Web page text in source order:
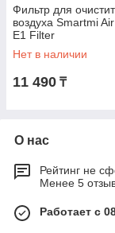
Фильтр для
воздуха Smartmi
E1 Filter
Нет в наличии
11 490 ₸
О нас
Рейтинг не
Менее 5
Работает с